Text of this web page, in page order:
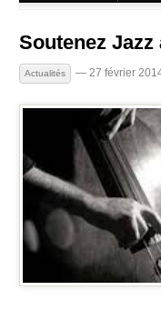
Soutenez
Actualités — 27 février